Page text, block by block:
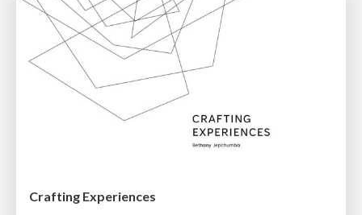
Crafting Experiences